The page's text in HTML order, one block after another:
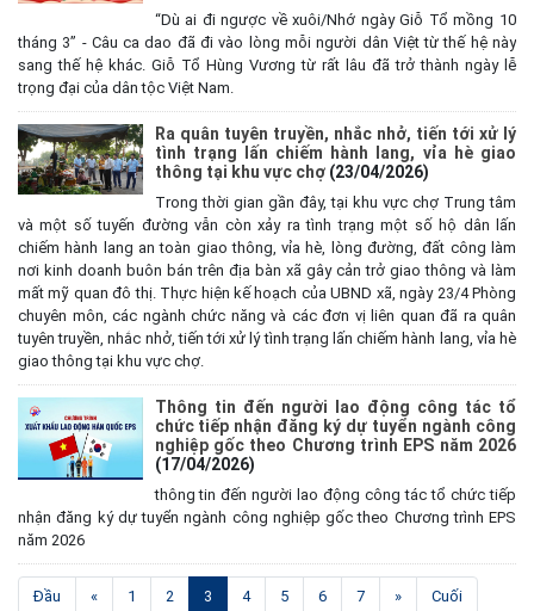
“Dù ai đi ngược về xuôi/Nhớ ngày Giỗ Tổ mồng 10
tháng 3” - Câu ca dao đã đi vào lòng mỗi người dân Việt từ thế hệ này
sang thế hệ khác. Giỗ Tổ Hùng Vương từ rất lâu đã trở thành ngày lễ
trọng đại của dân tộc Việt Nam.
Ra quân tuyên truyền, nhắc nhở, tiến tới xử lý
tình trạng lấn chiếm hành lang, vỉa hè giao
thông tại khu vực chợ (23/04/2026)
Trong thời gian gần đây, tại khu vực chợ Trung tâm
và một số tuyến đường vẫn còn xảy ra tình trạng một số hộ dân lấn
chiếm hành lang an toàn giao thông, vỉa hè, lòng đường, đất công làm
nơi kinh doanh buôn bán trên địa bàn xã gây cản trở giao thông và làm
mất mỹ quan đô thị. Thực hiện kế hoạch của UBND xã, ngày 23/4 Phòng
chuyên môn, các ngành chức năng và các đơn vị liên quan đã ra quân
tuyên truyền, nhắc nhở, tiến tới xử lý tình trạng lấn chiếm hành lang, vỉa hè
giao thông tại khu vực chợ.
Thông tin đến người lao động công tác tổ
chức tiếp nhận đăng ký dự tuyển ngành công
nghiệp gốc theo Chương trình EPS năm 2026
(17/04/2026)
thông tin đến người lao động công tác tổ chức tiếp
nhận đăng ký dự tuyển ngành công nghiệp gốc theo Chương trình EPS
năm 2026
Đầu « 1 2 3 (current)
4 5 6 7 » Cuối
Kế hoạch Tổ chức lấy mẫu hài cốt liệt sĩ đối với các mộ chưa
xác định được thông tin trong nghĩa trang liệt sĩ trên địa bàn xã
Ea Súp để giám định AND
Thông báo nghiêm cấm sử dụng đất với khu vực Quy hoạch
cấp đất sản xuất cho các hộ nghèo, cận nghèo thiếu đất sản
xuất trên địa bàn xã.